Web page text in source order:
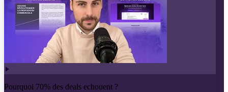
Pourquoi 70% des deals echouent ?